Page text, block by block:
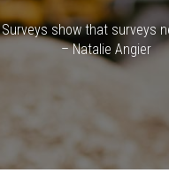
Surveys show that surveys
– Natalie Angier